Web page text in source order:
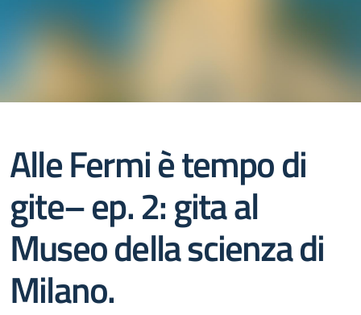
Alle Fermi è tempo di
gite– ep. 2: gita al
Museo della scienza di
Milano.